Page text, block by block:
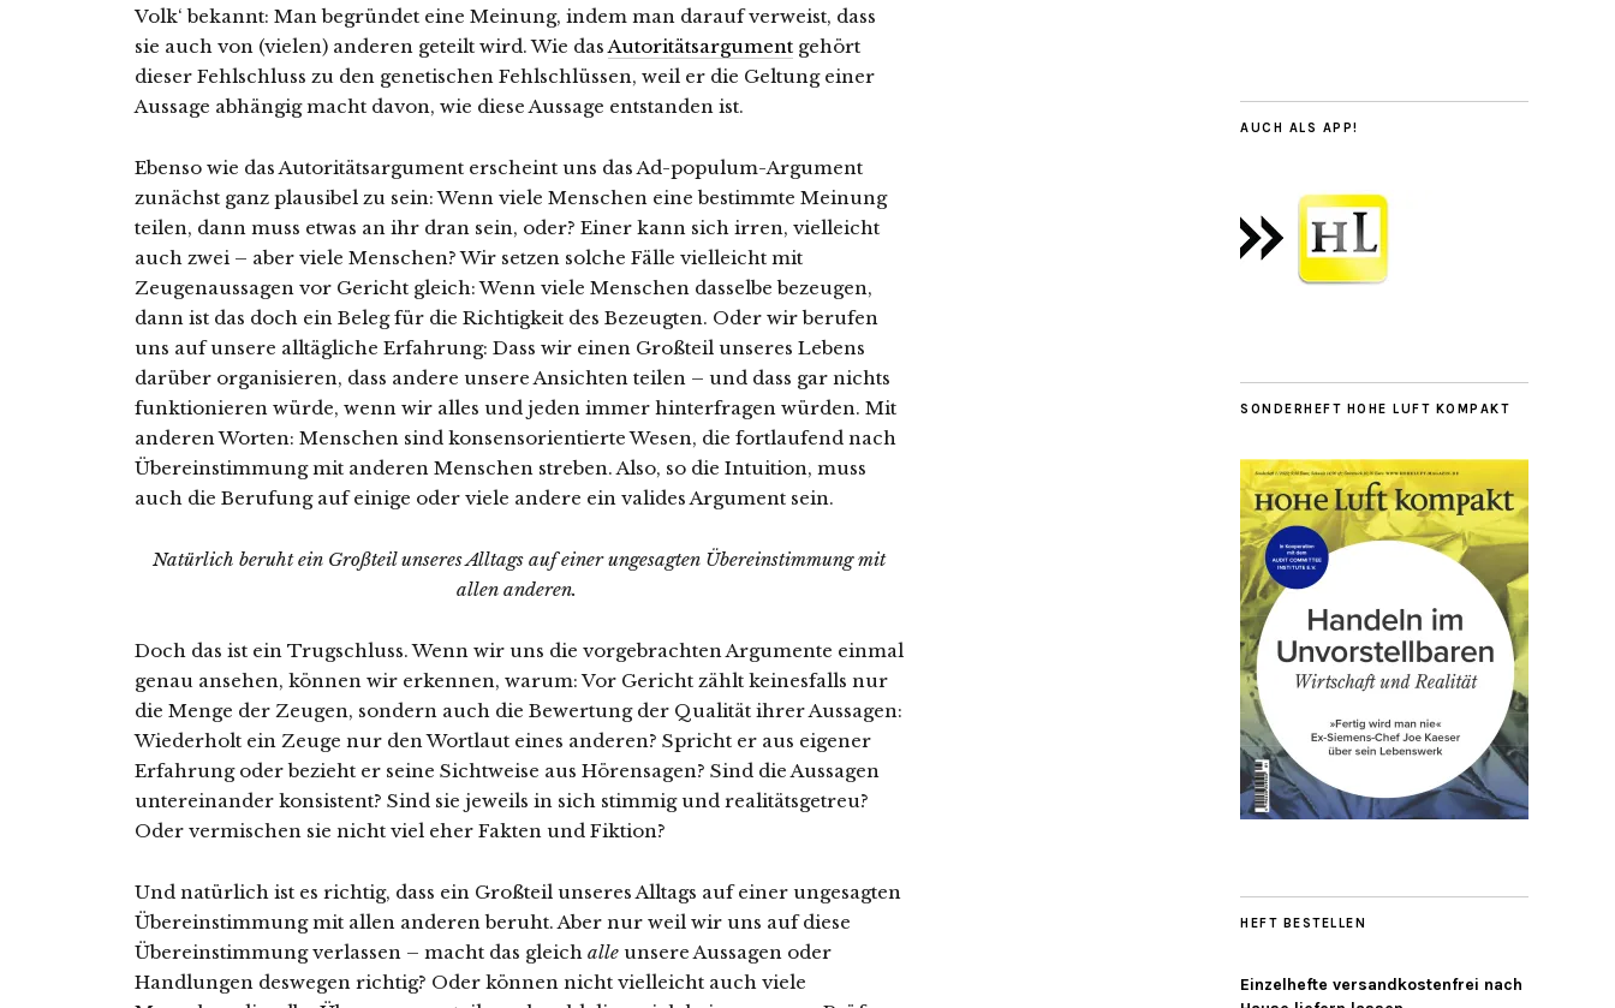
Volk‘ bekannt: Man begründet eine Meinung, indem man darauf verweist, dass
sie auch von (vielen) anderen geteilt wird. Wie dasAutoritätsargument gehört
dieser Fehlschluss zu den genetischen Fehlschlüssen, weil er die Geltung einer
Aussage abhängig macht davon, wie diese Aussage entstanden ist.
Ebenso wie das Autoritätsargument erscheint uns das Ad-populum-Argument
zunächst ganz plausibel zu sein: Wenn viele Menschen eine bestimmte Meinung
teilen, dann muss etwas an ihr dran sein, oder? Einer kann sich irren, vielleicht
auch zwei – aber viele Menschen? Wir setzen solche Fälle vielleicht mit
Zeugenaussagen vor Gericht gleich: Wenn viele Menschen dasselbe bezeugen,
dann ist das doch ein Beleg für die Richtigkeit des Bezeugten. Oder wir berufen
uns auf unsere alltägliche Erfahrung: Dass wir einen Großteil unseres Lebens
darüber organisieren, dass andere unsere Ansichten teilen – und dass gar nichts
funktionieren würde, wenn wir alles und jeden immer hinterfragen würden. Mit
anderen Worten: Menschen sind konsensorientierte Wesen, die fortlaufend nach
Übereinstimmung mit anderen Menschen streben. Also, so die Intuition, muss
auch die Berufung auf einige oder viele andere ein valides Argument sein.
Natürlich beruht ein Großteil unseres Alltags auf einer ungesagten Übereinstimmung mit
allen anderen.
Doch das ist ein Trugschluss. Wenn wir uns die vorgebrachten Argumente einmal
genau ansehen, können wir erkennen, warum: Vor Gericht zählt keinesfalls nur
die Menge der Zeugen, sondern auch die Bewertung der Qualität ihrer Aussagen:
Wiederholt ein Zeuge nur den Wortlaut eines anderen? Spricht er aus eigener
Erfahrung oder bezieht er seine Sichtweise aus Hörensagen? Sind die Aussagen
untereinander konsistent? Sind sie jeweils in sich stimmig und realitätsgetreu?
Oder vermischen sie nicht viel eher Fakten und Fiktion?
Und natürlich ist es richtig, dass ein Großteil unseres Alltags auf einer ungesagten
Übereinstimmung mit allen anderen beruht. Aber nur weil wir uns auf diese
Übereinstimmung verlassen – macht das gleich alle unsere Aussagen oder
Handlungen deswegen richtig? Oder können nicht vielleicht auch viele
AUCH ALS APP!
SONDERHEFT HOHE LUFT KOMPAKT
HEFT BESTELLEN
Einzelhefte versandkostenfrei nach